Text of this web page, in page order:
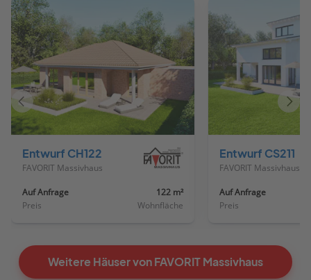
Entwurf CH122
FAVORIT Massivhaus
Auf Anfrage
Preis
122 m²
Wohnfläche
Entwurf CS211
FAVORIT Massivhaus
Auf Anfrage
Preis
Vorheriges
Haus
Weitere Häuser von FAVORIT Massivhaus